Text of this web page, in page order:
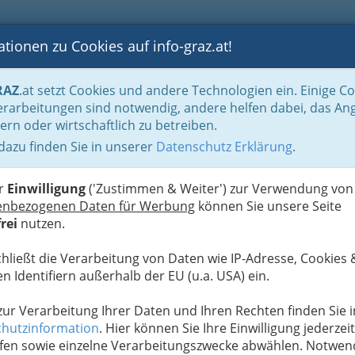
BLOGS FOTOS GASTRONOMIE BRANCHEN
zu Cookies auf info-graz.at!
.at setzt Cookies und andere Technologien ein. Einige
sind notwendig, andere helfen dabei, das
oder wirtschaftlich zu betreiben.
finden Sie in unserer Datenschutz Erklärung.
Einwilligung('Zustimmen & Weiter') zur Verwendung von
Daten für Werbung können Sie unsere Seite
nutzen.
die Verarbeitung von Daten wie IP-Adresse, Cookies
Identifiern außerhalb der EU (u.a. USA) ein.
Verarbeitung Ihrer Daten und Ihren Rechten finden Sie
. Hier können Sie Ihre Einwilligung jederzeit
sowie einzelne Verarbeitungszwecke abwählen.
1